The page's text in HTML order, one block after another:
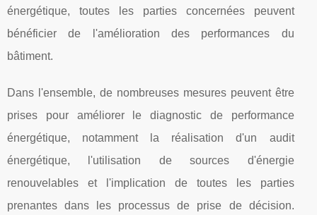
énergétique, toutes les parties concernées peuvent
bénéficier de l'amélioration des performances du
bâtiment.
Dans l'ensemble, de nombreuses mesures peuvent être
prises pour améliorer le diagnostic de performance
énergétique, notamment la réalisation d'un audit
énergétique, l'utilisation de sources d'énergie
renouvelables et l'implication de toutes les parties
prenantes dans les processus de prise de décision.